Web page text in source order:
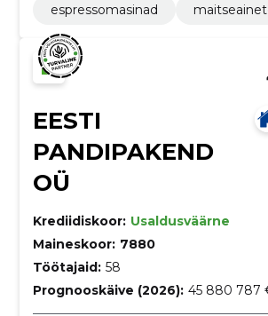
espressomasinad
EESTI
PANDIPAKEND
OÜ
Krediidiskoor: Usaldusväärne
Maineskoor: 7880
Töötajaid: 58
Prognooskäive (2026): 45 880 787